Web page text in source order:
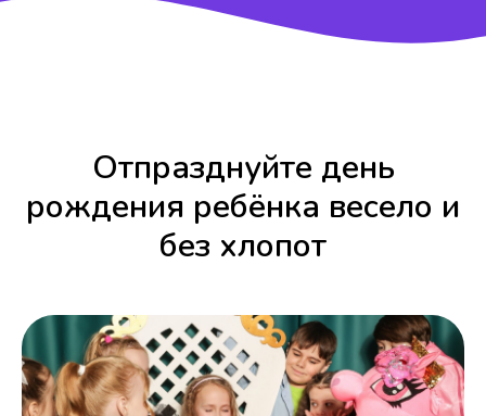
Отпразднуйте день
рождения ребёнка весело и
без хлопот